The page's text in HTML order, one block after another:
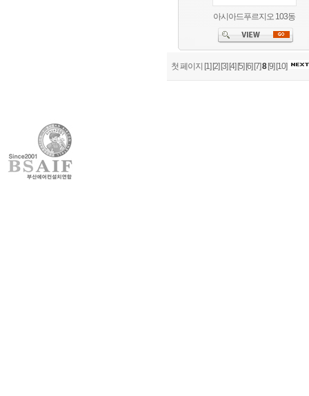
아시아드푸르지오 103동
첫 페이지 [1] [2] [3] [4] [5] [6] [7]8 [9] [10]